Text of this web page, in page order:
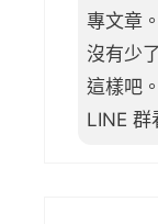
專文章
沒有少
這樣吧
LINE 群